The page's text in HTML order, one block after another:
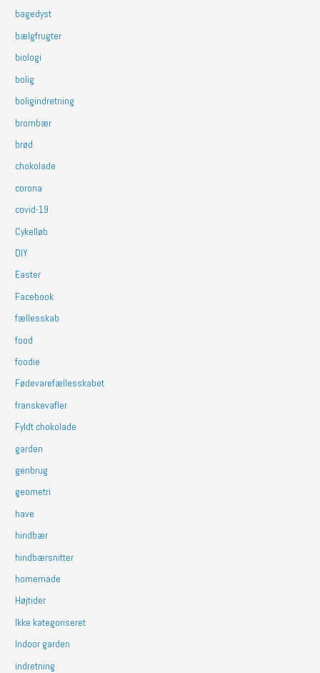
bagedyst
bælgfrugter
biologi
bolig
boligindretning
brombær
brød
chokolade
corona
covid-19
Cykelløb
DIY
Easter
Facebook
fællesskab
food
foodie
Fødevarefællesskabet
franskevafler
Fyldt chokolade
garden
genbrug
geometri
have
hindbær
hindbærsnitter
homemade
Højtider
Ikke kategoriseret
Indoor garden
indretning